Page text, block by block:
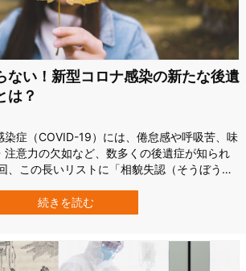
ない！新型コロナ感染の新たな後遺
は？
染症（COVID-19）には、倦怠感や呼吸苦、味
注意力の欠如など、数多くの後遺症が知られ
、この長いリストに「相貌失認（そうぼうし
の研究チームはこのほど、コロナに感染した
人の顔が識別できなくなる症状が起きている
続きを読む